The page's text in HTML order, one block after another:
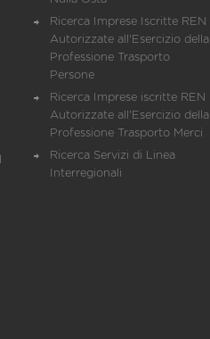
Ricerca Imprese Iscritte REN
Autorizzate all'Esercizio della
Professione Trasporto
Persone
Ricerca Imprese iscritte REN
Autorizzate all'Esercizio della
Professione Trasporto Merci
Ricerca Servizi di Linea
Interregionali